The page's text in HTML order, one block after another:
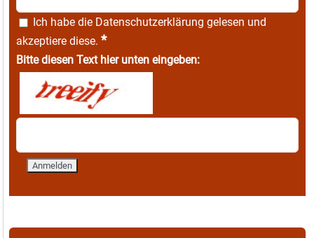
Ich habe die Datenschutzerklärung gelesen und
akzeptiere diese. *
Bitte diesen Text hier unten eingeben: